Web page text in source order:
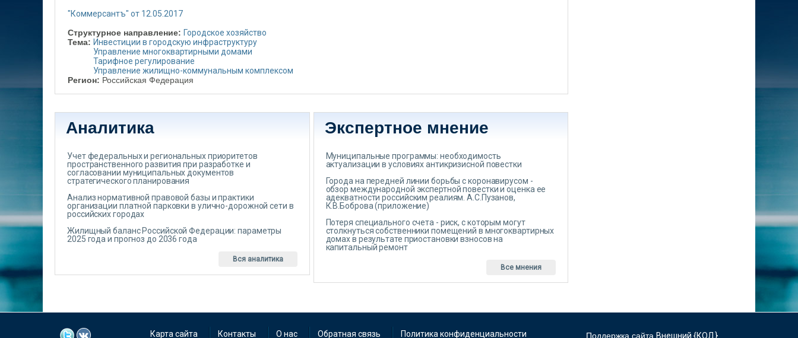
"Коммерсантъ" от 12.05.2017
Структурное направление: Городское хозяйство
Тема: Инвестиции в городскую инфраструктуру
Управление многоквартирными домами
Тарифное регулирование
Управление жилищно-коммунальным комплексом
Регион: Российская Федерация
Аналитика
Учет федеральных и региональных приоритетов
пространственного развития при разработке и
согласовании муниципальных документов
стратегического планирования
Анализ нормативной правовой базы и практики
организации платной парковки в улично-дорожной сети в
российских городах
Жилищный баланс Российской Федерации: параметры
2025 года и прогноз до 2036 года
Вся аналитика
Экспертное мнение
Муниципальные программы: необходимость
актуализации в условиях антикризисной повестки
Города на передней линии борьбы с коронавирусом -
обзор международной экспертной повестки и оценка ее
адекватности российским реалиям. А.С.Пузанов,
К.В.Боброва (приложение)
Потеря специального счета - риск, с которым могут
столкнуться собственники помещений в многоквартирных
домах в результате приостановки взносов на
капитальный ремонт
Все мнения
Карта сайта Контакты О нас Обратная связь Политика конфиденциальности Поддержка сайта Внешний {КОД}